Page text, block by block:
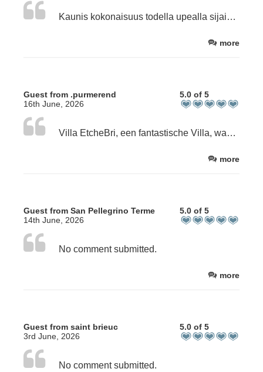
Kaunis kokonaisuus todella upealla sijainnilla vain lyhyen kävelymatkan päässä upeista Atlanttin rannoista. Todella ystävällinen omistaja ja ihania kotieläimiä (kissoja ja koira) ilahduttamassa oleskeluamme. Myös uima-allas oli virkistävä lisä kauniissa kokonaisuudessa. Mielelläni suosittelen tätä kokonaisuutta.
more
Guest from .purmerend
16th June, 2026
5.0 of 5
Villa EtcheBri, een fantastische Villa, waar het je aan niets ontbreekt. Locatie perfect om strand of steden te bezoeken. Maar vooral Brigitte, Pierrette en personeel, doen alles om je verblijf zo aangenaam mogelijk te maken… “aanrader”
more
Guest from San Pellegrino Terme
14th June, 2026
5.0 of 5
No comment submitted.
more
Guest from saint brieuc
3rd June, 2026
5.0 of 5
No comment submitted.